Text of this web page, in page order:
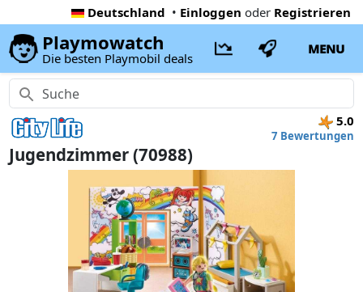
Deutschland • Einloggen oder Registrieren
Playmowatch
Die besten Playmobil deals
MENU
5.0
7 Bewertungen
Jugendzimmer (70988)